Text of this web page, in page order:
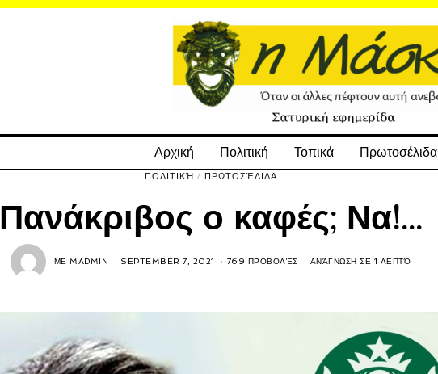
Αρχική Πολιτική Τοπικά Πρωτοσέλιδα
ΠΟΛΙΤΙΚΉ / ΠΡΩΤΟΣΈΛΙΔΑ
Πανάκριβος ο καφές; Να!…
ΜΕ MADMIN SEPTEMBER 7, 2021 769 ΠΡΟΒΟΛΈΣ ΑΝΆΓΝΩΣΗ ΣΕ 1 ΛΕΠΤΌ